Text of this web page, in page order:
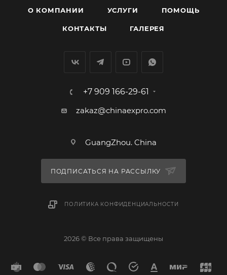
О КОМПАНИИ УСЛУГИ ПОМОЩЬ
КОНТАКТЫ ГАЛЕРЕЯ
+7 909 166-29-61
zakaz@chinaexpro.com
GuangZhou. China
ПОДПИСАТЬСЯ НА РАССЫЛКУ
ПОЛИТИКА КОНФИДЕНЦИАЛЬНОСТИ
2026 © Все права защищены